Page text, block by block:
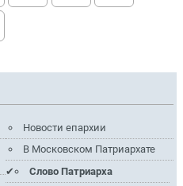
Новости епархии
В Московском Патриархате
Слово Патриарха